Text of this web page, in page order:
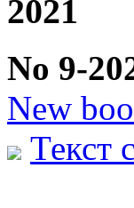
2021
No 9-
New
Текст